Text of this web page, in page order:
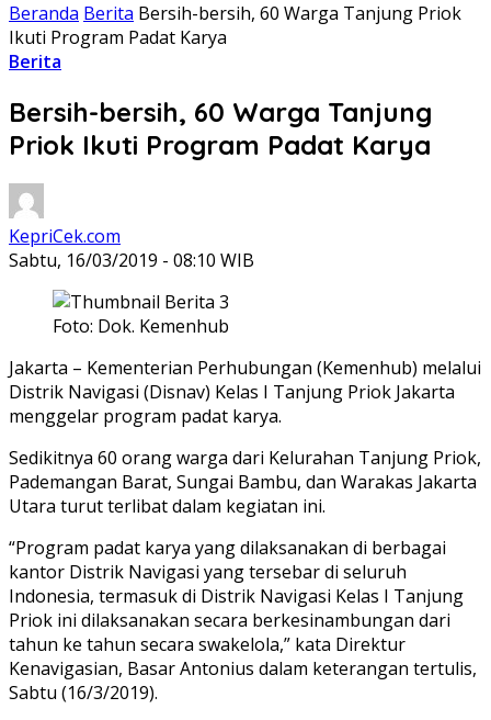
Beranda Berita Bersih-bersih, 60 Warga Tanjung Priok
Ikuti Program Padat Karya
Berita
Bersih-bersih, 60 Warga Tanjung
Priok Ikuti Program Padat Karya
KepriCek.com
Sabtu, 16/03/2019 - 08:10 WIB
Foto: Dok. Kemenhub
Jakarta – Kementerian Perhubungan (Kemenhub) melalui
Distrik Navigasi (Disnav) Kelas I Tanjung Priok Jakarta
menggelar program padat karya.
Sedikitnya 60 orang warga dari Kelurahan Tanjung Priok,
Pademangan Barat, Sungai Bambu, dan Warakas Jakarta
Utara turut terlibat dalam kegiatan ini.
“Program padat karya yang dilaksanakan di berbagai
kantor Distrik Navigasi yang tersebar di seluruh
Indonesia, termasuk di Distrik Navigasi Kelas I Tanjung
Priok ini dilaksanakan secara berkesinambungan dari
tahun ke tahun secara swakelola,” kata Direktur
Kenavigasian, Basar Antonius dalam keterangan tertulis,
Sabtu (16/3/2019).